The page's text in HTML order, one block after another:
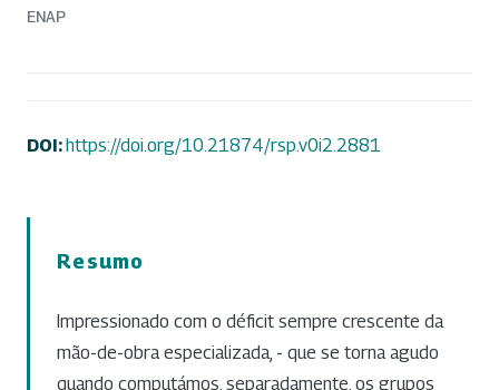
ENAP
DOI:https://doi.org/10.21874/rsp.v0i2.2881
Resumo
Impressionado com o déficit sempre crescente da
mão-de-obra especializada, - que se torna agudo
quando computámos, separadamente, os grupos